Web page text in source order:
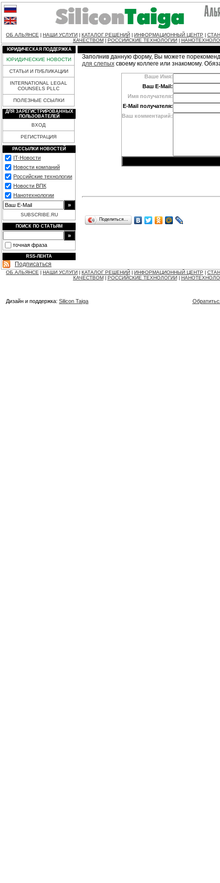
ОБ АЛЬЯНСЕ НАШИ УСЛУГИ КАТАЛОГ РЕШЕНИЙ ИНФОРМАЦИОННЫЙ ЦЕНТР
КАЧЕСТВОМ
РОССИЙСКИЕ ТЕХНОЛОГИИ
ЮРИДИЧЕСКАЯ ПОДДЕРЖКА
ЮРИДИЧЕСКИЕ НОВОСТИ
СТАТЬИ И ПУБЛИКАЦИИ
INTERNATIONAL LEGAL
COUNSELS PLLC
ПОЛЕЗНЫЕ ССЫЛКИ
ДЛЯ ЗАРЕГИСТРИРОВАННЫХ
ПОЛЬЗОВАТЕЛЕЙ
ВХОД
РЕГИСТРАЦИЯ
РАССЫЛКИ НОВОСТЕЙ
IT-Новости
Новости компаний
Российские технологии
Новости ВПК
Нанотехнологии
SUBSCRIBE.RU
ПОИСК ПО СТАТЬЯМ
точная фраза
RSS-ЛЕНТА
Подписаться
Заполнив данную форму, Вы можете
для слепыхсвоему коллеге или знакомому.
Ваше Имя:
Ваш E-Mail:
Имя получателя:
E-Mail получателя:
Ваш комментарий:
Поделиться…
ОБ АЛЬЯНСЕ НАШИ УСЛУГИ КАТАЛОГ РЕШЕНИЙ ИНФОРМАЦИОННЫЙ ЦЕНТР
КАЧЕСТВОМ
РОССИЙСКИЕ ТЕХНОЛОГИИ
Дизайн и поддержка: Silicon Taiga